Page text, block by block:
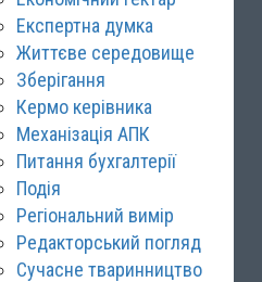
Експертна думка
Життєве середовище
Зберігання
Кермо керівника
Механізація АПК
Питання бухгалтерії
Подія
Регіональний вимір
Редакторський погляд
Сучасне тваринництво